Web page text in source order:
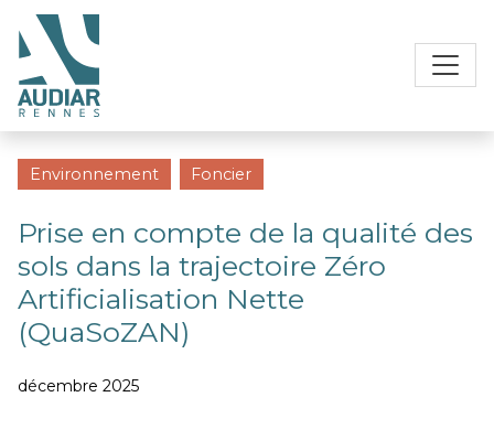
Environnement Foncier
Prise en compte de la qualité des
sols dans la trajectoire Zéro
Artificialisation Nette
(QuaSoZAN)
décembre 2025